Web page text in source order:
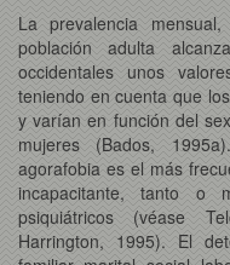
La prevalencia
población adulta
occidentales unos
teniendo en cuenta que
y varían en función del
mujeres (Bados,
agorafobia es el más
incapacitante, tanto o
psiquiátricos (véase
Harrington, 1995). El